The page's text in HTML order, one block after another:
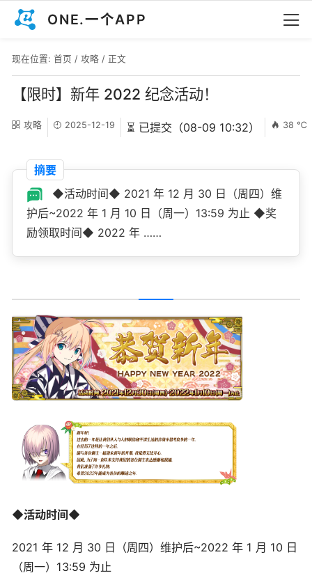
ONE.一个APP
现在位置: 首页 / 攻略 / 正文
【限时】新年 2022 纪念活动！
攻略 2025-12-19 ⏳ 已提交（08-09 10:32） 38 ℃
摘要
◆活动时间◆ 2021 年 12 月 30 日（周四）维
护后~2022 年 1 月 10 日（周一）13:59 为止 ◆奖
励领取时间◆ 2022 年 ……
◆活动时间◆
2021 年 12 月 30 日（周四）维护后~2022 年 1 月 10 日
（周一）13:59 为止